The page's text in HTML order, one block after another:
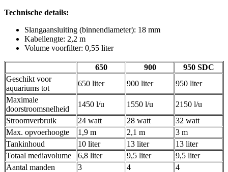
Technische details:
Slangaansluiting (binnendiameter): 18 mm
Kabellengte: 2,2 m
Volume voorfilter: 0,55 liter
650 900
950 SDC
Geschikt voor
aquariums tot
650 liter 900 liter
950 liter
Maximale
doorstroomsnelheid
1450 l/u 1550 l/u
2150 l/u
Stroomverbruik
24 watt 28 watt
32 watt
Max. opvoerhoogte
1,9 m 2,1 m
3 m
Tankinhoud
10 liter 13 liter
13 liter
Totaal mediavolume
6,8 liter 9,5 liter
9,5 liter
Aantal manden
3 4
4